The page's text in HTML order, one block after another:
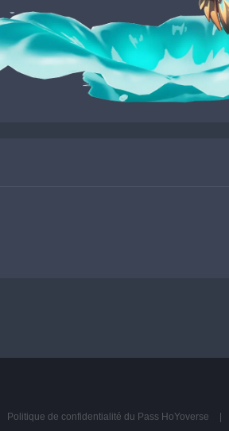
Politique de confidentialité du Pass HoYoverse